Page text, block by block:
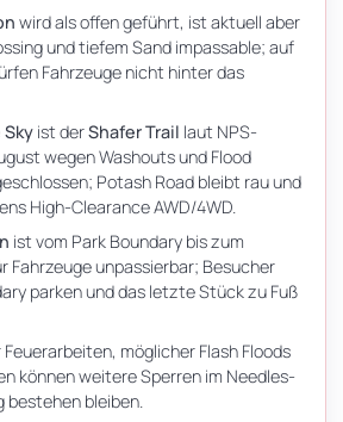
wird als offen geführt, ist aktuell aber
und tiefem Sand impassable; auf
Fahrzeuge nicht hinter das
ist derShafer Trail laut NPS-
wegen Washouts und Flood
Potash Road bleibt rau und
High-Clearance AWD/4WD.
ist vom Park Boundary bis zum
Fahrzeuge unpassierbar; Besucher
parken und das letzte Stück zu Fuß
möglicher Flash Floods
können weitere Sperren im Needles-
bestehen bleiben.